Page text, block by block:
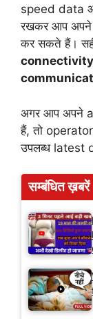
speed data
रखकर आप अपने
कर सकते हैं।
अगर आप अपने
हैं, तो
उपलब्ध latest
सम्बंधित ख़बरें